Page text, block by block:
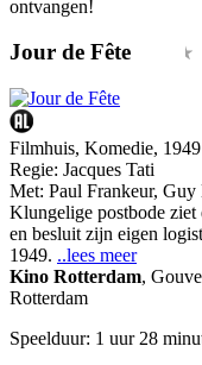
ontvangen!
Jour de Fête
Filmhuis, Komedie, 1949
Regie: Jacques Tati
Met: Paul Frankeur, Guy
Klungelige postbode
en besluit zijn eigen
1949. ..lees meer
Kino Rotterdam,
Rotterdam
Speelduur: 1 uur 28